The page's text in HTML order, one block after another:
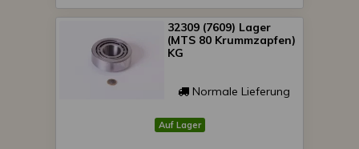
32309 (7609) Lager
(MTS 80 Krummzapfen)
KG
Normale Lieferung
Auf Lager